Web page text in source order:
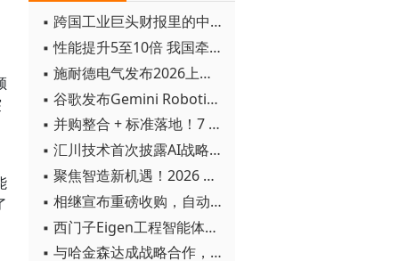
▪ 跨国工业巨头财报里的中国成绩单
▪ 性能提升5至10倍 我国牵头制定的WiTSnet工业以太网国际标准正式发布
▪ 施耐德电气发布2026上半年可持续发展成绩单 "Impact 2030"路线图开局稳健
▪ 谷歌发布Gemini Robotics 2模型 实现人形机器人全身智能控制突破
▪ 并购整合 + 标准落地！7 月工业自动化产业动态速递
▪ 汇川技术首次披露AI战略进展：从两个方面推动“AI业务化”落地
▪ 聚焦智造新机遇！2026 青岛数字化及智能制造技术论坛圆满落幕
▪ 相继宣布重磅收购，自动化巨头新一轮并购潮剑指何方？
▪ 西门子Eigen工程智能体落地中国，工业AI跨越物理世界“确定性”拐点
▪ 与哈金森达成战略合作，乐聚机器人何以持续获得工业巨头青睐？